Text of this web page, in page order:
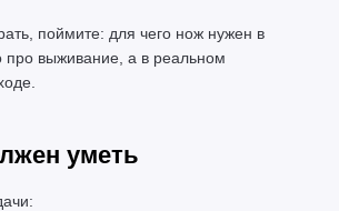
поймите: для чего нож нужен в
про выживание, а в реальном
уметь